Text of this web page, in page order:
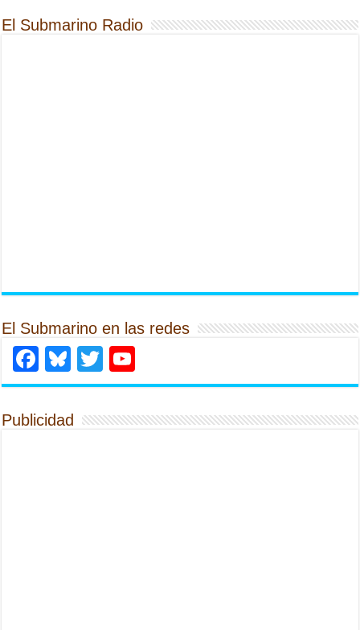
El Submarino Radio
El Submarino en las redes
Facebook
Bluesky
Twitter
Publicidad